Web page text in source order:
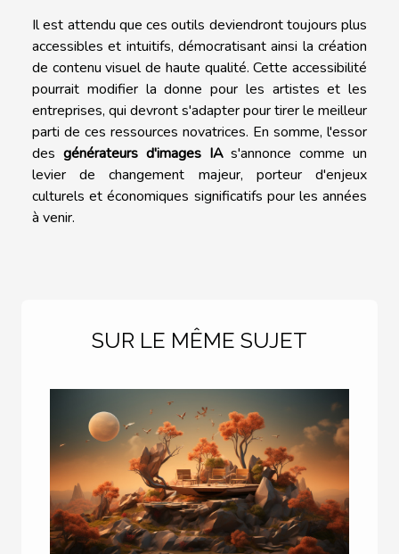
Il est attendu que ces outils deviendront toujours plus
accessibles et intuitifs, démocratisant ainsi la création
de contenu visuel de haute qualité. Cette accessibilité
pourrait modifier la donne pour les artistes et les
entreprises, qui devront s'adapter pour tirer le meilleur
parti de ces ressources novatrices. En somme, l'essor
des générateurs d'images IAs'annonce comme un
levier de changement majeur, porteur d'enjeux
culturels et économiques significatifs pour les années
à venir.
SUR LE MÊME SUJET